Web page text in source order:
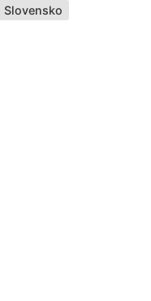
Slovensko